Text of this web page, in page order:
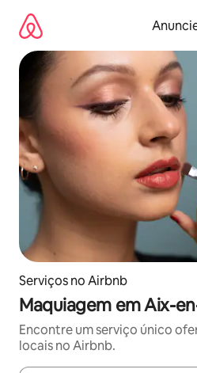
para
conteúdo
Serviços no Airbnb
Maquiagem em Aix-
Encontre um serviço único
locais no Airbnb.